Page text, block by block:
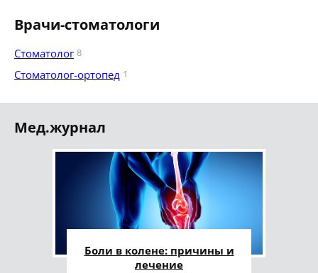
Врачи-стоматологи
Стоматолог 8
Стоматолог-ортопед 1
Мед.журнал
Боли в колене: причины и
лечение